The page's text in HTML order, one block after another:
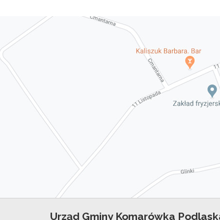
Urząd Gminy Komarówka